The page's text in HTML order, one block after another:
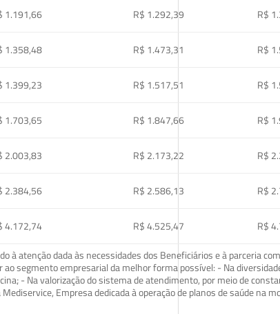
1.191,66 R$ 1.292,39
R$
1.358,48 R$ 1.473,31
R$
1.399,23 R$ 1.517,51
R$
1.703,65 R$ 1.847,66
R$
2.003,83 R$ 2.173,22
R$
2.384,56 R$ 2.586,13
R$
4.172,74 R$ 4.525,47
R$
atenção dada às necessidades dos Beneficiários e à parceria
segmento empresarial da melhor forma possível: - Na
- Na valorização do sistema de atendimento, por meio de
Empresa dedicada à operação de planos de saúde na